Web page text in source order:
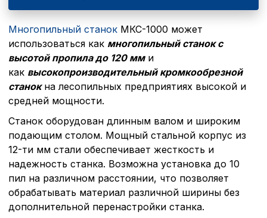
Многопильный станок МКС-1000 может
использоваться как многопильный станок с
высотой пропила до 120 мми
как высокопроизводительный кромкообрезной
станокна лесопильных предприятиях высокой и
средней мощности.
Станок оборудован длинным валом и широким
подающим столом. Мощный стальной корпус из
12-ти мм стали обеспечивает жесткость и
надежность станка. Возможна установка до 10
пил на различном расстоянии, что позволяет
обрабатывать материал различной ширины без
дополнительной перенастройки станка.